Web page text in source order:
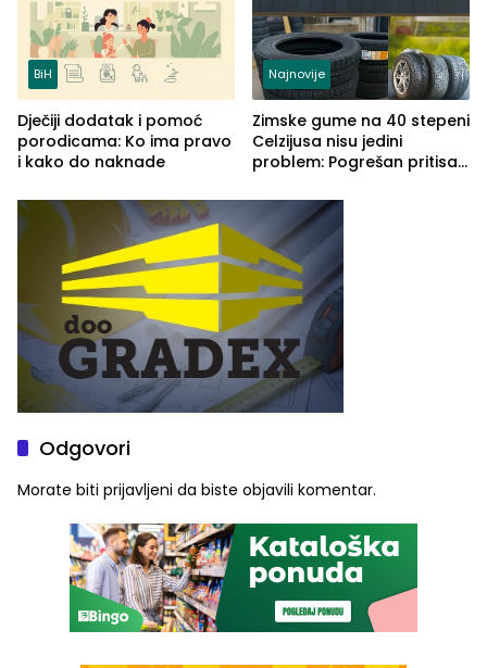
BiH
Dječiji dodatak i pomoć
porodicama: Ko ima pravo
i kako do naknade
Najnovije
Zimske gume na 40 stepeni
Celzijusa nisu jedini
problem: Pogrešan pritisak
Odgovori
Morate biti prijavljeni da biste objavili komentar.